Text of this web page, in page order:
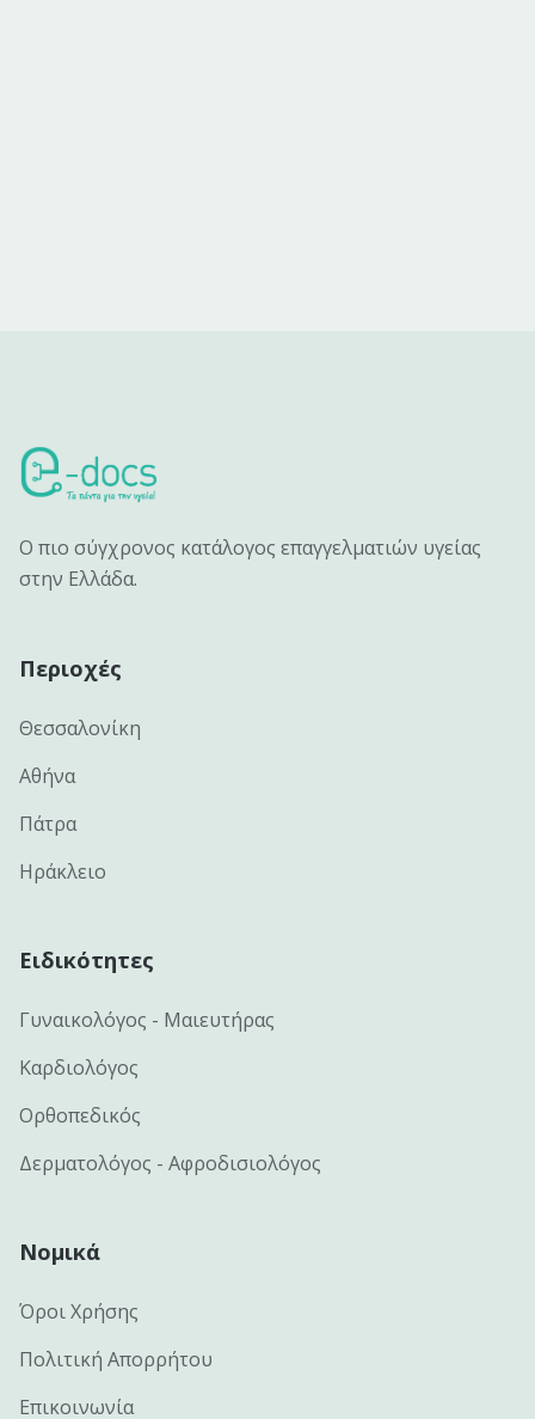
Ο πιο σύγχρονος κατάλογος επαγγελματιών υγείας
στην Ελλάδα.
Περιοχές
Θεσσαλονίκη
Αθήνα
Πάτρα
Ηράκλειο
Ειδικότητες
Γυναικολόγος - Μαιευτήρας
Καρδιολόγος
Ορθοπεδικός
Δερματολόγος - Αφροδισιολόγος
Νομικά
Όροι Χρήσης
Πολιτική Απορρήτου
Επικοινωνία